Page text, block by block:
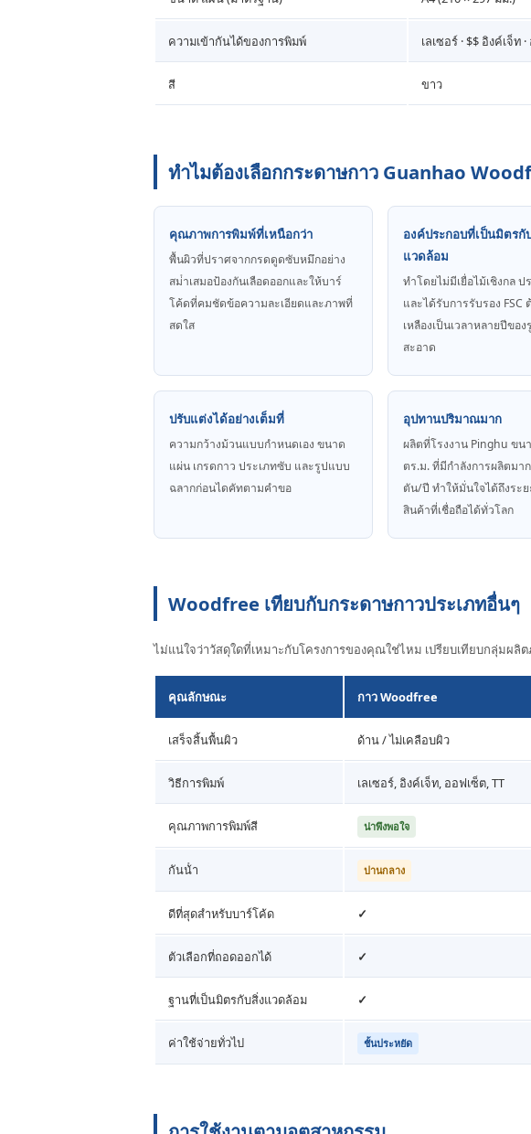
ความเข้ากันได้ของการพิมพ์ เลเซอร์ · $$ อิงค์เจ็ท
สี ขาว
ทําไมต้องเลือกกระดาษกาว Guanhao
คุณภาพการพิมพ์ที่เหนือกว่า
พื้นผิวที่ปราศจากกรดดูดซับหมึกอย่าง
สม่ําเสมอป้องกันเลือดออกและให้บาร์
โค้ดที่คมชัดข้อความละเอียดและภาพที่
สดใส
องค์ประกอบที่เป็นมิตรกั
แวดล้อม
ทําโดยไม่มีเยื่อไม้เชิงกล ป
และได้รับการรับรอง FSC
เหลืองเป็นเวลาหลายปีขอ
สะอาด
ปรับแต่งได้อย่างเต็มที่
ความกว้างม้วนแบบกําหนดเอง ขนาด
แผ่น เกรดกาว ประเภทซับ และรูปแบบ
ฉลากก่อนไดคัทตามคําขอ
อุปทานปริมาณมาก
ผลิตที่โรงงาน Pinghu ขน
ตร.ม. ที่มีกําลังการผลิตมา
ตัน/ปี ทําให้มั่นใจได้ถึงระย
สินค้าที่เชื่อถือได้ทั่วโลก
Woodfree เทียบกับกระดาษกาวประเภทอื่นๆ
ไม่แน่ใจว่าวัสดุใดที่เหมาะกับโครงการของคุณใช่ไหม เปรียบเทียบกลุ่มผ
คุณลักษณะ กาว Woodfree
เสร็จสิ้นพื้นผิว ด้าน / ไม่เคลือบผิว
วิธีการพิมพ์ เลเซอร์, อิงค์เจ็ท, ออฟเซ็ต, TT
คุณภาพการพิมพ์สี น่าพึงพอใจ
กันน้ํา ปานกลาง
ดีที่สุดสําหรับบาร์โค้ด ✓
ตัวเลือกที่ถอดออกได้ ✓
ฐานที่เป็นมิตรกับสิ่งแวดล้อม ✓
ค่าใช้จ่ายทั่วไป ชั้นประหยัด